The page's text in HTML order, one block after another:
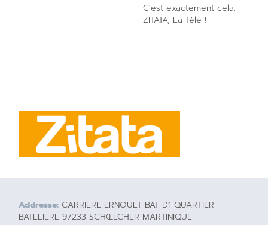
C’est exactement cela,
ZITATA, La Télé !
Addresse: CARRIERE ERNOULT BAT D1 QUARTIER
BATELIERE 97233 SCHŒLCHER MARTINIQUE